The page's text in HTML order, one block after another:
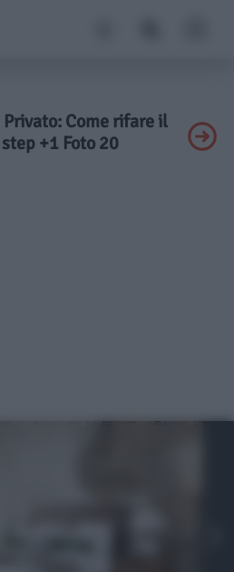
Come rifare il
+1 Foto 20